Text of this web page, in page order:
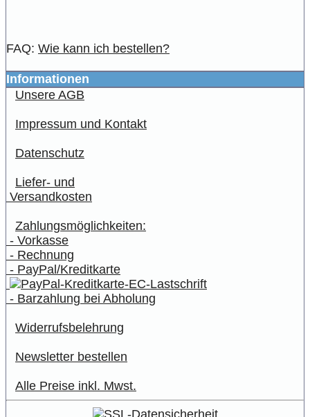
FAQ: Wie kann ich bestellen?
Informationen
Unsere AGB
Impressum und Kontakt
Datenschutz
Liefer- und
Versandkosten
Zahlungsmöglichkeiten:
- Vorkasse
- Rechnung
- PayPal/Kreditkarte
- Barzahlung bei Abholung
Widerrufsbelehrung
Newsletter bestellen
Alle Preise inkl. Mwst.